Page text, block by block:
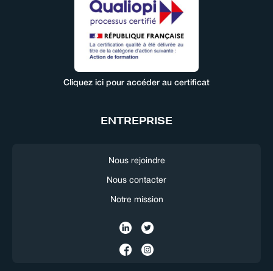
Cliquez ici pour accéder au certificat
ENTREPRISE
Nous rejoindre
Nous contacter
Notre mission